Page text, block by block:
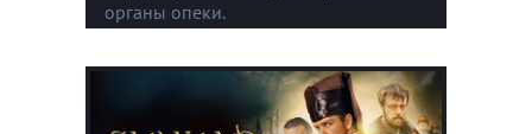
органы опеки.